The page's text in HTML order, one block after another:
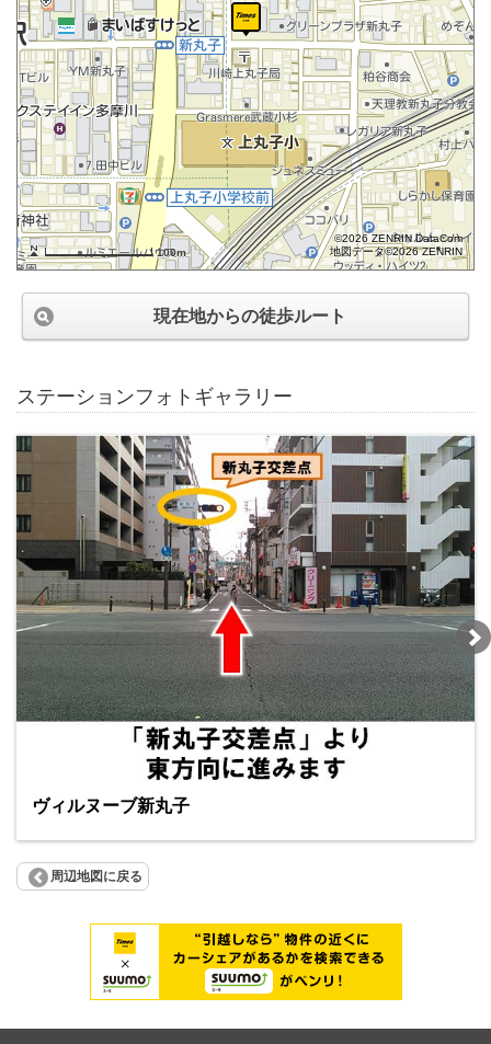
100m
©2026 ZENRIN DataCom
地図データ©2026 ZENRIN
現在地からの徒歩ルート
ステーションフォトギャラリー
ヴィルヌーブ新丸子
周辺地図に戻る